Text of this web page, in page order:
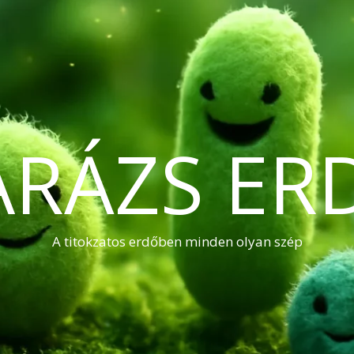
A titokzatos erdőben minden olyan szép